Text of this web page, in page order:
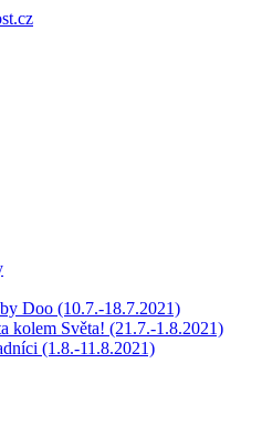
Doo (10.7.-18.7.2021)
kolem Světa! (21.7.-1.8.2021)
(1.8.-11.8.2021)